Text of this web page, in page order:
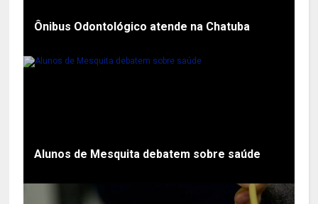
Ônibus Odontológico atende na Chatuba
Alunos de Mesquita debatem sobre saúde